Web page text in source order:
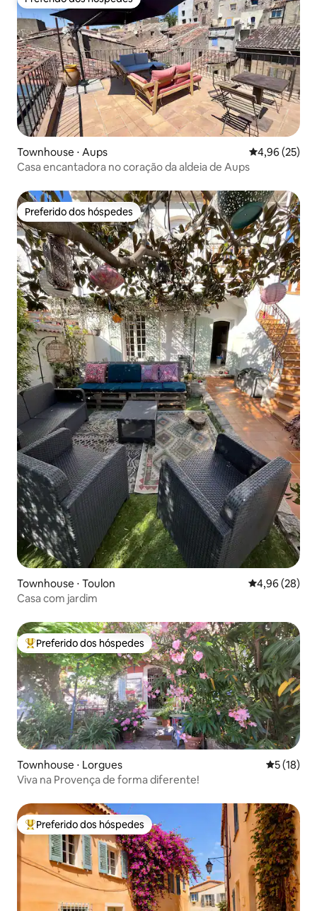
Preferido dos hóspedes
Townhouse ⋅ Aups 4,96 de uma
4,96 (25)
Casa encantadora no coração da aldeia de Aups
Preferido dos hóspedes
Preferido dos hóspedes
Townhouse ⋅ Toulon 4,96 de uma
4,96 (28)
Casa com jardim
Entre os melhores preferidos dos hóspedes
Preferido dos hóspedes
Townhouse ⋅ Lorgues 5 de uma
5 (18)
Viva na Provença de forma diferente!
Entre os melhores preferidos dos hóspedes
Preferido dos hóspedes